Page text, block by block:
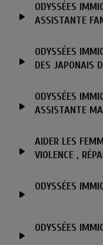
ODYSSÉES
ASSISTANTE
ODYSSÉES
DES JAPONAIS
ODYSSÉES
ASSISTANTE
AIDER LES
VIOLENCE ,
ODYSSÉES
ODYSSÉES